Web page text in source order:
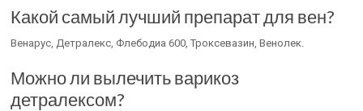
Какой самый лучший препарат для вен?
Венарус, Детралекс, Флебодиа 600, Троксевазин, Венолек.
Можно ли вылечить варикоз
детралексом?